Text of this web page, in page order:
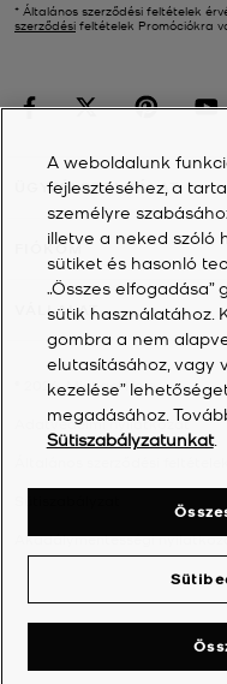
* Általános szerződési feltételek
szerződési feltételek Promóciókra
ÜGYFÉLSZOLGÁLAT
FIÓKOM
VÁLLALAT
2026Michael Kors
Adatvédelmi nyilatkozat
Akadálymentességi
A weboldalunk
fejlesztéséhez, a
személyre
illetve a neked szóló
sütiket és hasonló
„Összes
sütik használatához.
gombra a nem
elutasításához, vagy
kezelése”
megadásához.
Sütiszabályzatunkat.